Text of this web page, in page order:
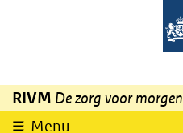
Overslaan en naar de inhoud gaan
RIVM De zorg voor morgen
Menu